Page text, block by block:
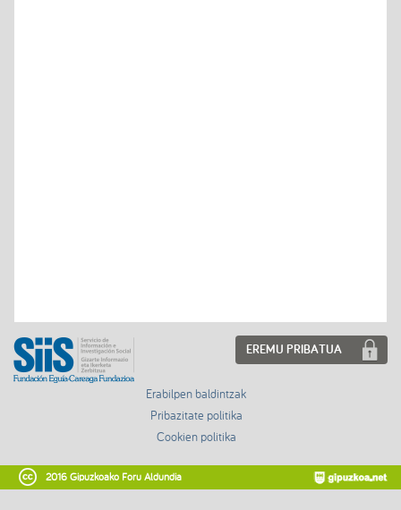
EREMU PRIBATUA
Erabilpen baldintzak
Pribazitate politika
Cookien politika
2016 Gipuzkoako Foru Aldundia